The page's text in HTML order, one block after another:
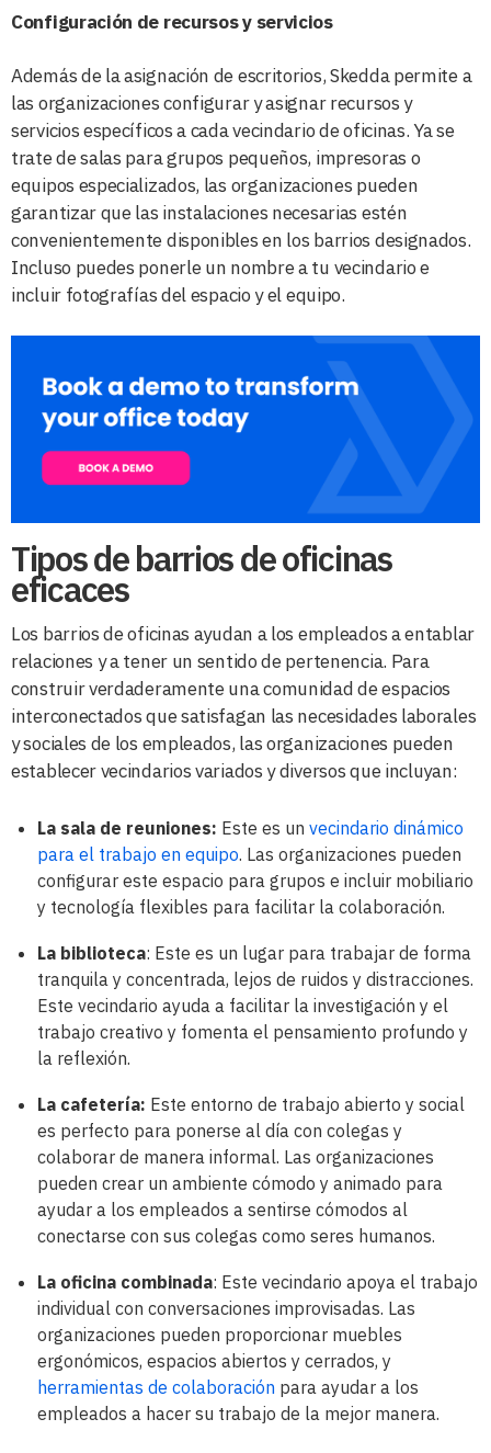
Configuración de recursos y servicios
Además de la asignación de escritorios, Skedda permite a
las organizaciones configurar y asignar recursos y
servicios específicos a cada vecindario de oficinas. Ya se
trate de salas para grupos pequeños, impresoras o
equipos especializados, las organizaciones pueden
garantizar que las instalaciones necesarias estén
convenientemente disponibles en los barrios designados.
Incluso puedes ponerle un nombre a tu vecindario e
incluir fotografías del espacio y el equipo.
Tipos de barrios de oficinas
eficaces
Los barrios de oficinas ayudan a los empleados a entablar
relaciones y a tener un sentido de pertenencia. Para
construir verdaderamente una comunidad de espacios
interconectados que satisfagan las necesidades laborales
y sociales de los empleados, las organizaciones pueden
establecer vecindarios variados y diversos que incluyan:
La sala de reuniones: Este es un vecindario dinámico
para el trabajo en equipo. Las organizaciones pueden
configurar este espacio para grupos e incluir mobiliario
y tecnología flexibles para facilitar la colaboración.
La biblioteca: Este es un lugar para trabajar de forma
tranquila y concentrada, lejos de ruidos y distracciones.
Este vecindario ayuda a facilitar la investigación y el
trabajo creativo y fomenta el pensamiento profundo y
la reflexión.
La cafetería: Este entorno de trabajo abierto y social
es perfecto para ponerse al día con colegas y
colaborar de manera informal. Las organizaciones
pueden crear un ambiente cómodo y animado para
ayudar a los empleados a sentirse cómodos al
conectarse con sus colegas como seres humanos.
La oficina combinada: Este vecindario apoya el trabajo
individual con conversaciones improvisadas. Las
organizaciones pueden proporcionar muebles
ergonómicos, espacios abiertos y cerrados, y
herramientas de colaboración para ayudar a los
empleados a hacer su trabajo de la mejor manera.